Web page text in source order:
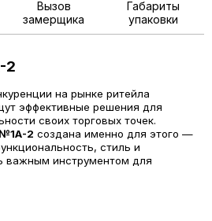
Вызов
замерщика
Габариты
упаковки
2
на рынке ритейла
эффективные решения для
своих торговых точек.
2 создана именно для этого —
стиль и
важным инструментом для